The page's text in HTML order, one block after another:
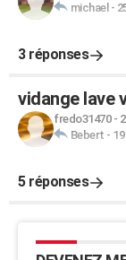
michael -
3 réponses
vidange lave
fredo31470-
Bebert -
5 réponses